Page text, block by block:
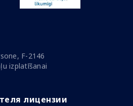
F-2146
izplatīšanai
лицензии